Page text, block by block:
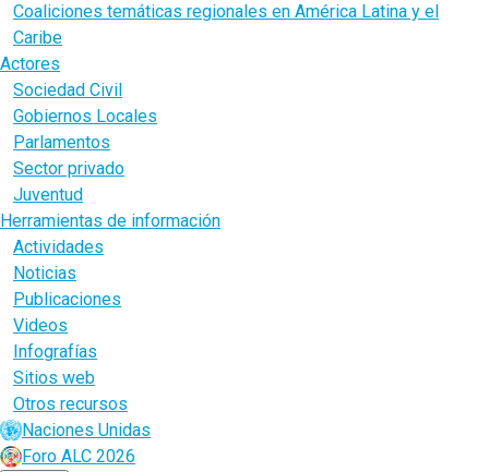
Coaliciones temáticas regionales en América Latina y el
Caribe
Actores
Sociedad Civil
Gobiernos Locales
Parlamentos
Sector privado
Juventud
Herramientas de información
Actividades
Noticias
Publicaciones
Videos
Infografías
Sitios web
Otros recursos
Naciones Unidas
Foro ALC 2026